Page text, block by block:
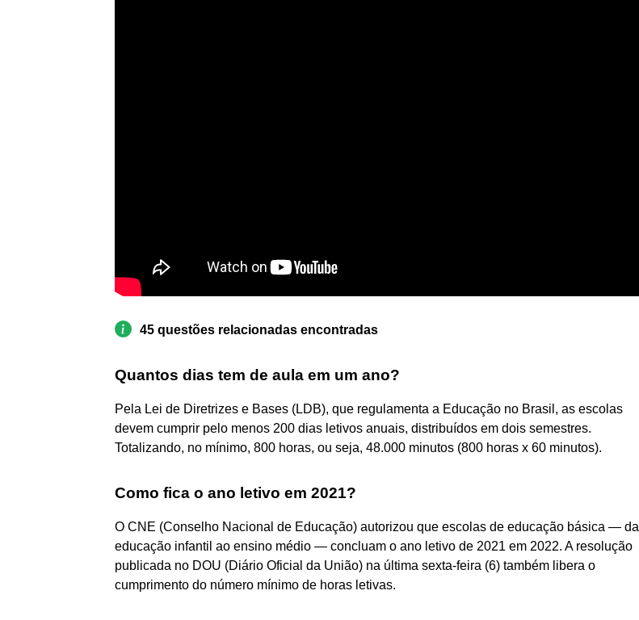
45 questões relacionadas encontradas
Quantos dias tem de aula em um ano?
Pela Lei de Diretrizes e Bases (LDB), que regulamenta a Educação no Brasil, as escolas
devem cumprir pelo menos 200 dias letivos anuais, distribuídos em dois semestres.
Totalizando, no mínimo, 800 horas, ou seja, 48.000 minutos (800 horas x 60 minutos).
Como fica o ano letivo em 2021?
O CNE (Conselho Nacional de Educação) autorizou que escolas de educação básica — da
educação infantil ao ensino médio — concluam o ano letivo de 2021 em 2022. A resolução
publicada no DOU (Diário Oficial da União) na última sexta-feira (6) também libera o
cumprimento do número mínimo de horas letivas.